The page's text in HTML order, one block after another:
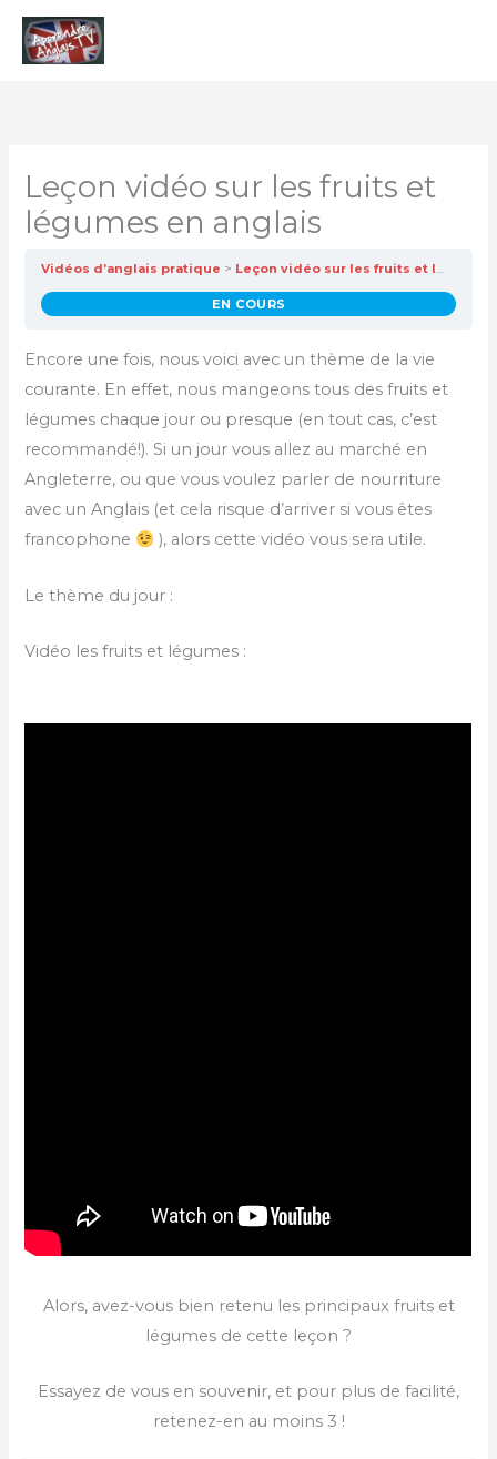
Aller
Leçon vidéo sur les fruits et
légumes en anglais
Vidéos d’anglais pratique Leçon vidéo sur les fruits et légumes en anglais
EN COURS
Encore une fois, nous voici avec un thème de la vie
courante. En effet, nous mangeons tous des fruits et
légumes chaque jour ou presque (en tout cas, c’est
recommandé!). Si un jour vous allez au marché en
Angleterre, ou que vous voulez parler de nourriture
avec un Anglais (et cela risque d’arriver si vous êtes
francophone
), alors cette vidéo vous sera utile.
Le thème du jour :
Vidéo les fruits et légumes :
Alors, avez-vous bien retenu les principaux fruits et
légumes de cette leçon ?
Essayez de vous en souvenir, et pour plus de facilité,
retenez-en au moins 3 !